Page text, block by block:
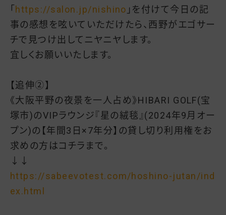
「 https://salon.jp/nishino 」を付けて今日の記
事の感想を呟いていただけたら、西野がエゴサー
チで見つけ出してニヤニヤします。
宜しくお願いいたします。
【追伸②】
《大阪平野の夜景を一人占め》HIBARI GOLF(宝
塚市)のVIPラウンジ『星の絨毯』(2024年9月オー
プン)の【年間3日×7年分】の貸し切り利用権をお
求めの方はコチラまで。
↓↓
https://sabeevotest.com/hoshino-jutan/ind
ex.html